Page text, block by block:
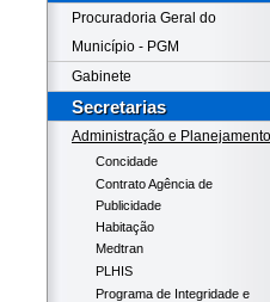
Procuradoria Geral do
Município - PGM
Gabinete
Secretarias
Administração e Planejamento
Concidade
Contrato Agência de
Publicidade
Habitação
Medtran
PLHIS
Programa de Integridade e